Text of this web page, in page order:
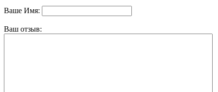
Ваше Имя:
Ваш отзыв: